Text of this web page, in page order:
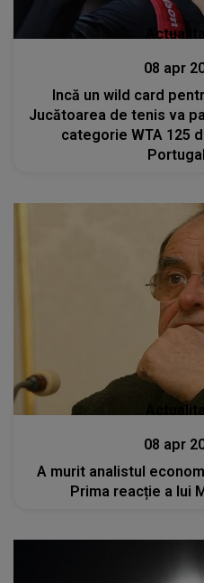
08 apr
Incă un wild card
Jucătoarea de tenis va
categorie WTA 125
08 apr
A murit analistul
Prima reacție a lui